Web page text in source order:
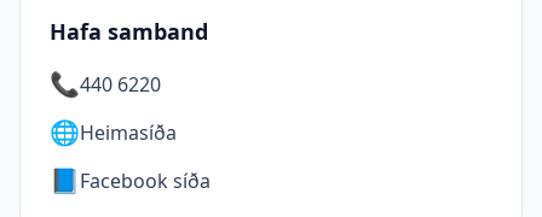
Hafa samband
📞440 6220
🌐Heimasíða
📘Facebook síða